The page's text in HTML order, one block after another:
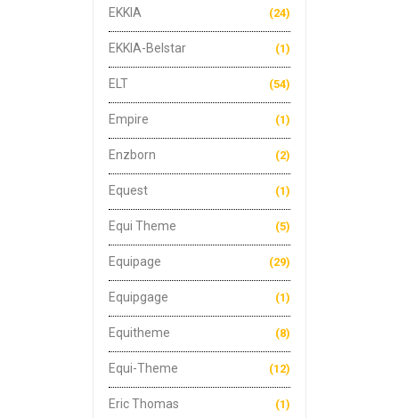
EKKIA (24)
EKKIA-Belstar (1)
ELT (54)
Empire (1)
Enzborn (2)
Equest (1)
Equi Theme (5)
Equipage (29)
Equipgage (1)
Equitheme (8)
Equi-Theme (12)
Eric Thomas (1)